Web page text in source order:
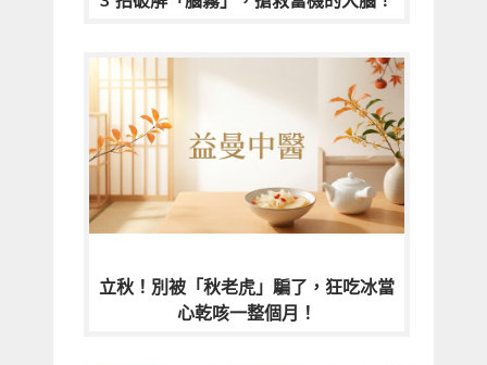
立秋！別被「秋老虎」騙了，狂吃冰當
心乾咳一整個月！